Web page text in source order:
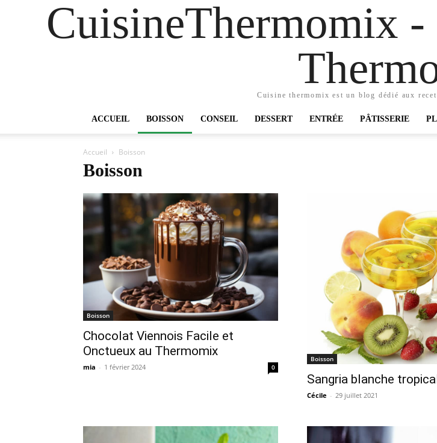
CuisineThermomix -
Cuisine thermomix est un blog dédié aux
ACCUEIL BOISSON CONSEIL DESSERT ENTRÉE PÂTISSERIE
Accueil Boisson
Boisson
Boisson
Chocolat Viennois Facile et
Onctueux au Thermomix
mia - 1 février 2024 0
Boisson
Sangria blanche
Cécile - 29 juillet 2021